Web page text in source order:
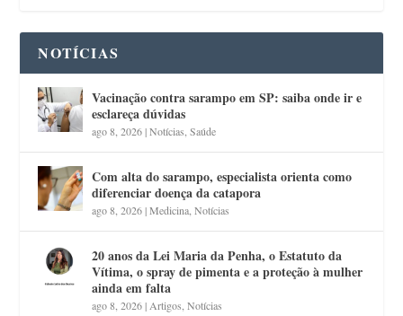
NOTÍCIAS
Vacinação contra sarampo em SP: saiba onde ir e
esclareça dúvidas
ago 8, 2026|Notícias ,Saúde
Com alta do sarampo, especialista orienta como
diferenciar doença da catapora
ago 8, 2026|Medicina ,Notícias
20 anos da Lei Maria da Penha, o Estatuto da
Vítima, o spray de pimenta e a proteção à mulher
ainda em falta
ago 8, 2026| Artigos ,Notícias